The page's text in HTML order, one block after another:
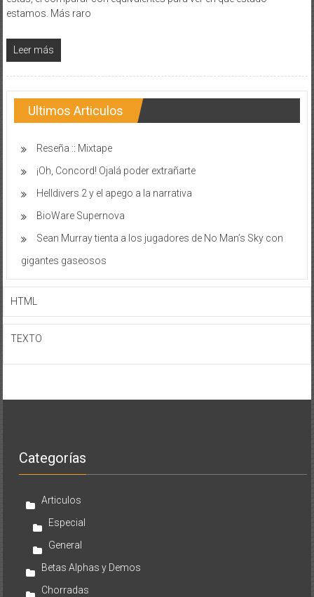
estamos. Más raro
Leer más
Ultimos Articulos
Reseña :: Mixtape
¡Oh, Concord! Ojalá poder extrañarte
Helldivers 2 y el apego a la narrativa
BioWare Supernova
Sean Murray tienta a los jugadores de No Man’s Sky con
gigantes gaseosos
HTML
TEXTO
Categorías
Articulos
Especial
General
Betas Alphas y Demos
Chorradas